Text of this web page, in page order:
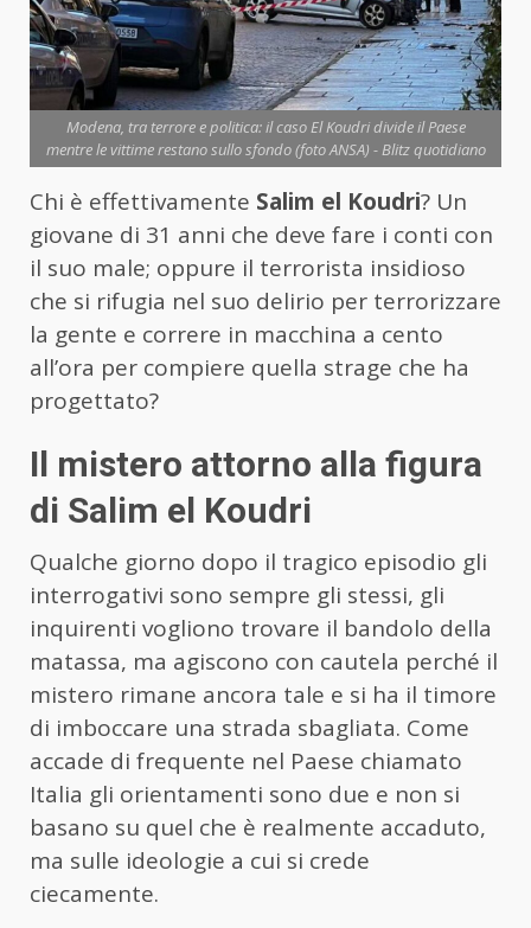
Modena, tra terrore e politica: il caso El Koudri divide il Paese
mentre le vittime restano sullo sfondo (foto ANSA) - Blitz quotidiano
Chi è effettivamente Salim el Koudri? Un
giovane di 31 anni che deve fare i conti con
il suo male; oppure il terrorista insidioso
che si rifugia nel suo delirio per terrorizzare
la gente e correre in macchina a cento
all’ora per compiere quella strage che ha
progettato?
Il mistero attorno alla figura
di Salim el Koudri
Qualche giorno dopo il tragico episodio gli
interrogativi sono sempre gli stessi, gli
inquirenti vogliono trovare il bandolo della
matassa, ma agiscono con cautela perché il
mistero rimane ancora tale e si ha il timore
di imboccare una strada sbagliata. Come
accade di frequente nel Paese chiamato
Italia gli orientamenti sono due e non si
basano su quel che è realmente accaduto,
ma sulle ideologie a cui si crede
ciecamente.